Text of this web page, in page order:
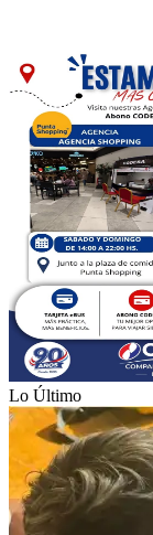
Lo Último